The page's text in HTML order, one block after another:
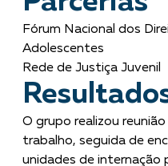
Fórum Nacional dos
Adolescentes
Rede de Justiça Juvenil
O grupo realizou
trabalho, seguida de
unidades de internação